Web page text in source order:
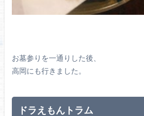
お墓参りを一通りした後、
高岡にも行きました。
ドラえもんトラム